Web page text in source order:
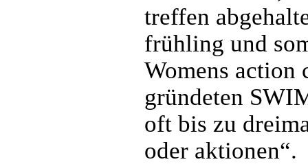
treffen
frühling und
Womens
gründeten
oft bis zu
oder aktionen“.